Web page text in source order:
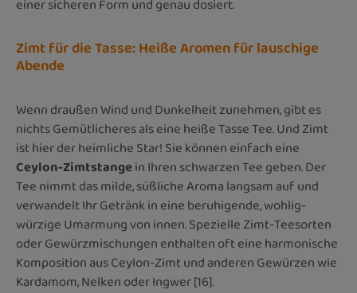
einer sicheren Form und genau dosiert.
Zimt für die Tasse: Heiße Aromen für lauschige
Abende
Wenn draußen Wind und Dunkelheit zunehmen, gibt es
nichts Gemütlicheres als eine heiße Tasse Tee. Und Zimt
ist hier der heimliche Star! Sie können einfach eine
Ceylon-Zimtstangein Ihren schwarzen Tee geben. Der
Tee nimmt das milde, süßliche Aroma langsam auf und
verwandelt Ihr Getränk in eine beruhigende, wohlig-
würzige Umarmung von innen. Spezielle Zimt-Teesorten
oder Gewürzmischungen enthalten oft eine harmonische
Komposition aus Ceylon-Zimt und anderen Gewürzen wie
Kardamom, Nelken oder Ingwer [16].